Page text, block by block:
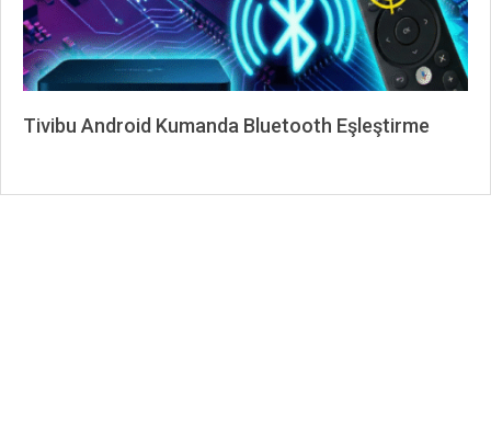
Tivibu Android Kumanda Bluetooth Eşleştirme